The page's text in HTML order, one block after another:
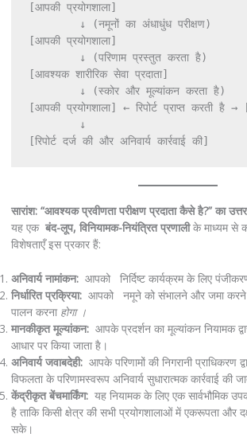
[आपकी प्रयोगशाला]
[आपकी प्रयोगशाला]
[आवश्यक शारीरिक सेवा प्रदाता]
[आपकी प्रयोगशाला] ← रिपोर्ट प्राप्त करती है →
[रिपोर्ट दर्ज की और अनिवार्य कार्रवाई की]
सारांश: “आवश्यक प्रवीणता परीक्षण प्रदाता कैसे है?” का
यह एक बंद-लूप, विनियामक-नियंत्रित प्रणालीके माध्यम से
विशेषताएँ इस प्रकार हैं:
अनिवार्य नामांकन:आपको निर्दिष्ट कार्यक्रम के लिए
निर्धारित प्रक्रिया:आपको नमूने को संभालने और जमा करने
पालन करना होगा ।
मानकीकृत मूल्यांकन:आपके प्रदर्शन का मूल्यांकन नियामक
आधार पर किया जाता है।
अनिवार्य जवाबदेही:आपके परिणामों की निगरानी प्राधिकरण
विफलता के परिणामस्वरूप अनिवार्य सुधारात्मक कार्रवाई की
केंद्रीकृत बेंचमार्किंग:यह नियामक के लिए एक सार्वभौमिक
है ताकि किसी क्षेत्र की सभी प्रयोगशालाओं में एकरूपता और
सके।